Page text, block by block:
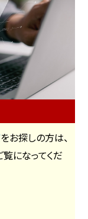
をお探しの方は、
になってくだ